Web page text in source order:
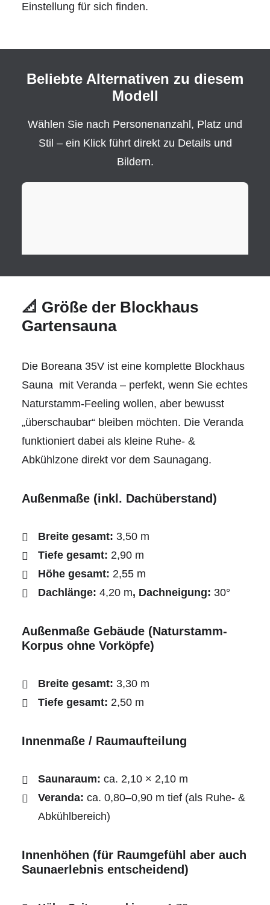
Einstellung für sich finden.
Beliebte Alternativen zu diesem
Modell
Wählen Sie nach Personenanzahl, Platz und
Stil – ein Klick führt direkt zu Details und
Bildern.
Boreana 47VV – Blockhaus Sauna mit
Vorraum & Veranda
• Vorraum und Veranda als Ruheraum
Steuerung
• Innen Thermokiefer oder Thermoespe
• 20 cm Stämme aus langsam gewachsener,
📐 Größe der Blockhaus
Gartensauna
Die Boreana 35V ist eine komplette Blockhaus
Sauna mit Veranda – perfekt, wenn Sie echtes
Naturstamm-Feeling wollen, aber bewusst
„überschaubar“ bleiben möchten. Die Veranda
funktioniert dabei als kleine Ruhe- &
Abkühlzone direkt vor dem Saunagang.
Außenmaße (inkl. Dachüberstand)
Breite gesamt: 3,50 m
Tiefe gesamt: 2,90 m
Höhe gesamt: 2,55 m
Dachlänge: 4,20 m, Dachneigung: 30°
Außenmaße Gebäude (Naturstamm-
Korpus ohne Vorköpfe)
Breite gesamt: 3,30 m
Tiefe gesamt: 2,50 m
Innenmaße / Raumaufteilung
Saunaraum: ca. 2,10 × 2,10 m
Veranda: ca. 0,80–0,90 m tief (als Ruhe- &
Abkühlbereich)
Innenhöhen (für Raumgefühl aber auch
Saunaerlebnis entscheidend)